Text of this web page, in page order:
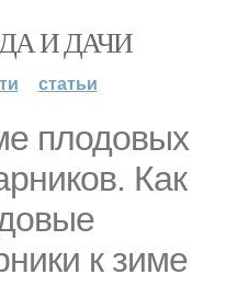
И ДАЧИ
статьи
плодовых
Как
к зиме